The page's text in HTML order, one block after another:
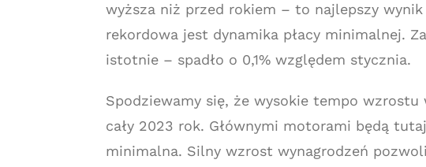
wyższa niż przed rokiem – to najlepszy
rekordowa jest dynamika płacy minimalnej.
istotnie – spadło o 0,1% względem stycznia.
Spodziewamy się, że wysokie tempo
cały 2023 rok. Głównymi motorami będą
minimalna. Silny wzrost wynagrodzeń